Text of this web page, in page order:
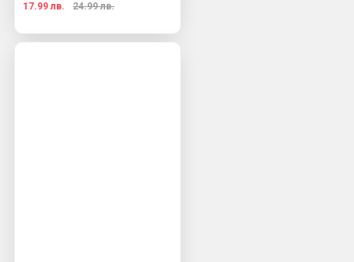
17.99 лв. 24.99 лв.